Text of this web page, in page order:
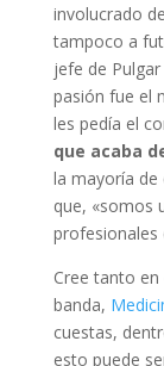
involucrado
tampoco a
jefe de
pasión fue el
les pedía el
que acaba
la mayoría de
que, «somos
profesionales
Cree tanto
banda,
cuestas,
esto puede